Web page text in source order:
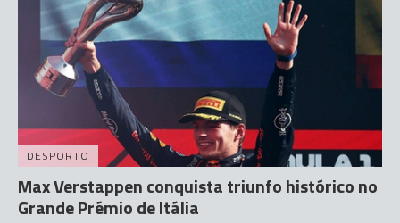
DESPORTO
Max Verstappen conquista triunfo histórico no
Grande Prémio de Itália